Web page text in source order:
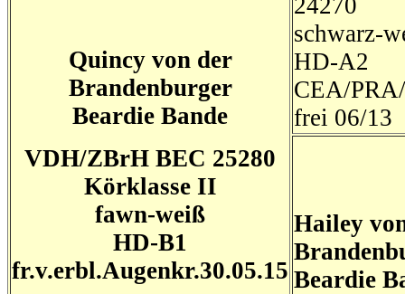
Quincy von der
Brandenburger
Beardie Bande
VDH/ZBrH BEC 25280
Körklasse II
fawn-weiß
HD-B1
fr.v.erbl.Augenkr.30.05.15
schwarz-
HD-A2
CEA/
frei 06/13
Hailey
Beardie